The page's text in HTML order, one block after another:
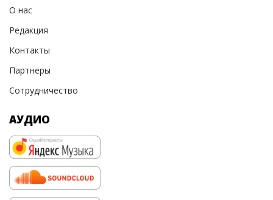
О нас
Редакция
Контакты
Партнеры
Сотрудничество
АУДИО